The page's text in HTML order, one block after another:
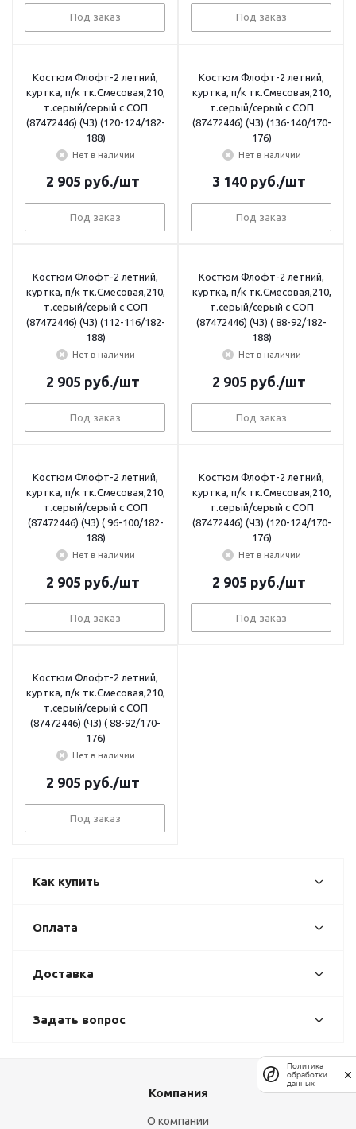
Под заказ Под заказ
Костюм Флофт-2 летний,
куртка, п/к тк.Смесовая,210,
т.серый/серый с СОП
(87472446) (ЧЗ) (120-124/182-
188)
Нет в наличии
2 905 руб./шт
Под заказ
Костюм Флофт-2 летний,
куртка, п/к тк.Смесовая,210,
т.серый/серый с СОП
(87472446) (ЧЗ) (136-140/170-
176)
Нет в наличии
3 140руб./шт
Под заказ
Костюм Флофт-2 летний,
куртка, п/к тк.Смесовая,210,
т.серый/серый с СОП
(87472446) (ЧЗ) (112-116/182-
188)
Нет в наличии
2 905 руб./шт
Под заказ
Костюм Флофт-2 летний,
куртка, п/к тк.Смесовая,210,
т.серый/серый с СОП
(87472446) (ЧЗ) ( 88-92/182-
188)
Нет в наличии
2 905 руб./шт
Под заказ
Костюм Флофт-2 летний,
куртка, п/к тк.Смесовая,210,
т.серый/серый с СОП
(87472446) (ЧЗ) ( 96-100/182-
188)
Нет в наличии
2 905 руб./шт
Под заказ
Костюм Флофт-2 летний,
куртка, п/к тк.Смесовая,210,
т.серый/серый с СОП
(87472446) (ЧЗ) (120-124/170-
176)
Нет в наличии
2 905 руб./шт
Под заказ
Костюм Флофт-2 летний,
куртка, п/к тк.Смесовая,210,
т.серый/серый с СОП
(87472446) (ЧЗ) ( 88-92/170-
176)
Нет в наличии
2 905 руб./шт
Под заказ
Как купить
Оплата
Доставка
Задать вопрос
Компания
О компании
Политика
обработки
данных